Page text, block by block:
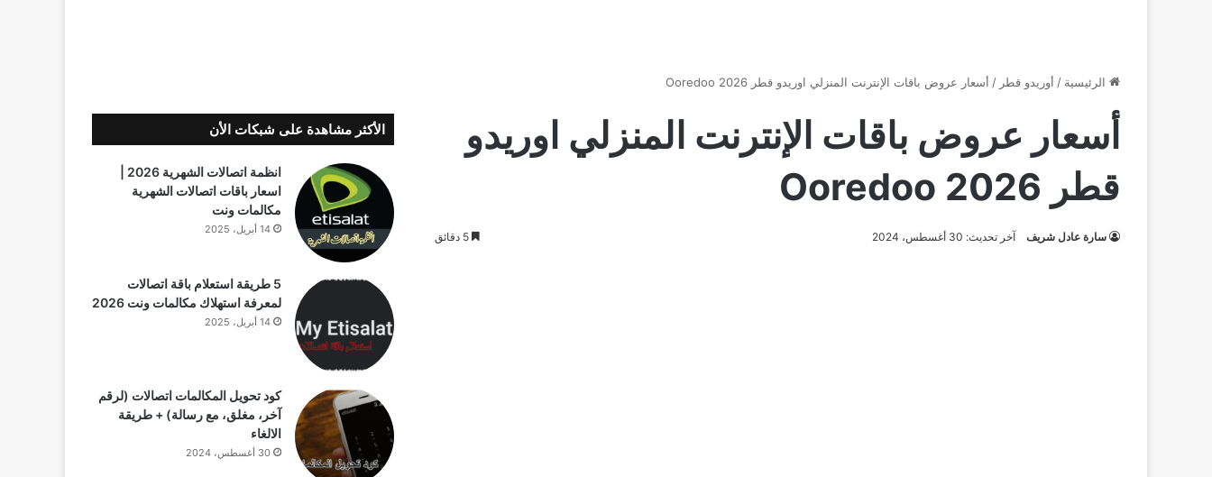
الرئيسية / أوريدو قطر / أسعار عروض باقات الإنترنت المنزلي اوريدو قطر 2026 Ooredoo
أسعار عروض باقات الإنترنت المنزلي اوريدو
قطر 2026 Ooredoo
سارة عادل شريف آخر تحديث: 30 أغسطس، 2024
الأكثر مشاهدة على شبكات الأن
اسعار باقات اتصالات الشهرية
مكالمات ونت
14 أبريل، 2025
5 طريقة استعلام باقة اتصالات
لمعرفة استهلاك مكالمات ونت 2026
14 أبريل، 2025
كود تحويل المكالمات اتصالات (لرقم
آخر، مغلق، مع رسالة) + طريقة
الالغاء
30 أغسطس، 2024